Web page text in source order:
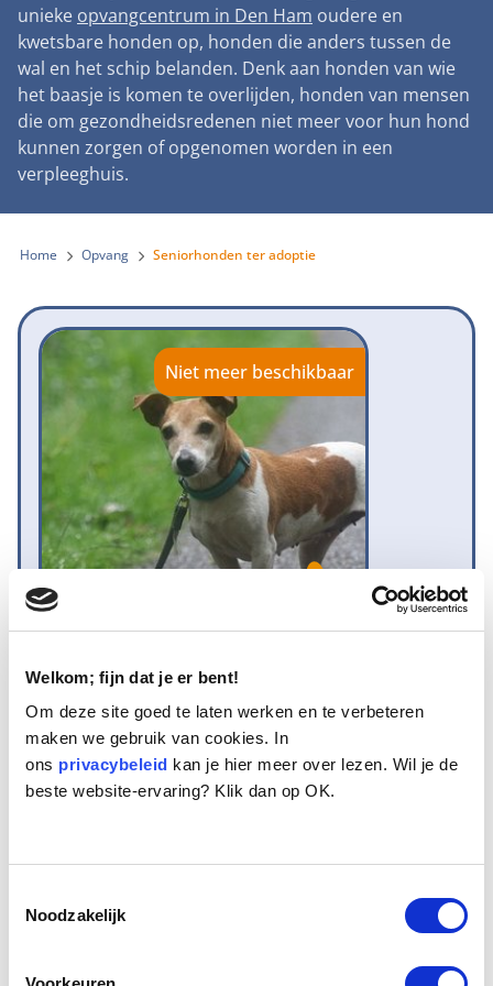
Welkom; fijn dat je er bent!
Om deze site goed te laten werken en te verbeteren
maken we gebruik van cookies. In
ons privacybeleid kan je hier meer over lezen. Wil je de
beste website-ervaring? Klik dan op OK.
Noodzakelijk
Landelijke registratie bijtincidenten
Verantwoord fokbeleid
Landelijk vuurwerkverbod
Verplichte pre-aanschaf cursus
Gemeentelijk meldpunt bijtincidenten
Bescherming tegen grasaren
Lezingen
Symposium Gemeentelijk Dierenbeleid
Teken onze petitie
Steun als bedrijf
Adopteer een seniorhond
Sponsor een seniorhond
Steun als vrijwilliger
Honden voor Honden Loop
Vraag een donatiebox aan
Wat wij doen
Onze organisatie
Samenwerking
Jaarverslag
Vacatures
Donateursmagazine Hond
Onze successen voor honden
Contactgegevens
Pers
Nieuws
Nieuwsbrief
Incassodata
Zoeken
unieke opvangcentrum in Den Ham oudere en
kwetsbare honden op, honden die anders tussen de
wal en het schip belanden. Denk aan honden van wie
het baasje is komen te overlijden, honden van mensen
die om gezondheidsredenen niet meer voor hun hond
kunnen zorgen of opgenomen worden in een
verpleeghuis.
Home Opvang Seniorhonden ter adoptie
Niet meer beschikbaar
Naam: Guusje
Leeftijd: 12
Ras/type: Jack Russel
Geslacht: Teef
Reden opvang: Verwaarlozing
Geplaatst.
maatschappelijk werkster die zich grote zorgen maakte over twee